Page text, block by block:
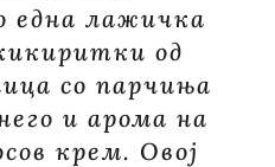
една лажичка
од
со парчиња
и арома на
крем. Овoj